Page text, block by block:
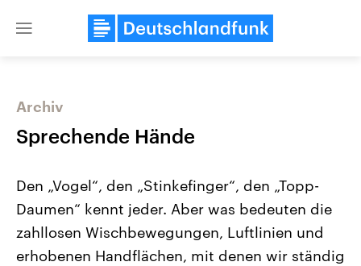
Close
Archiv
Sprechende Hände
Den „Vogel“, den „Stinkefinger“, den „Topp-
Daumen“ kennt jeder. Aber was bedeuten die
zahllosen Wischbewegungen, Luftlinien und
erhobenen Handflächen, mit denen wir ständig